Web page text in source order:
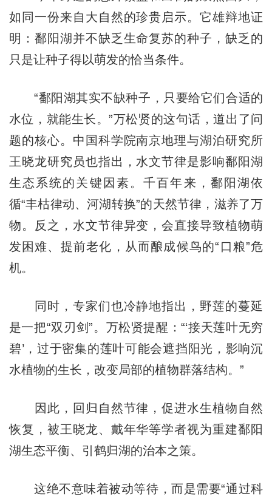
如同一份来自大自然的珍贵启示。它雄辩地证
明：鄱阳湖并不缺乏生命复苏的种子，缺乏的
只是让种子得以萌发的恰当条件。
“鄱阳湖其实不缺种子，只要给它们合适的
水位，就能生长。”万松贤的这句话，道出了问
题的核心。中国科学院南京地理与湖泊研究所
王晓龙研究员也指出，水文节律是影响鄱阳湖
生态系统的关键因素。千百年来，鄱阳湖依
循“丰枯律动、河湖转换”的天然节律，滋养了万
物。反之，水文节律异变，会直接导致植物萌
发困难、提前老化，从而酿成候鸟的“口粮”危
机。
同时，专家们也冷静地指出，野莲的蔓延
是一把“双刃剑”。万松贤提醒：“‘接天莲叶无穷
碧’，过于密集的莲叶可能会遮挡阳光，影响沉
水植物的生长，改变局部的植物群落结构。”
因此，回归自然节律，促进水生植物自然
恢复，被王晓龙、戴年华等学者视为重建鄱阳
湖生态平衡、引鹤归湖的治本之策。
这绝不意味着被动等待，而是需要“通过科